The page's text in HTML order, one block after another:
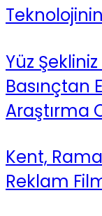
Yüz
Basınçtan
Araştırma
Kent,
Reklam